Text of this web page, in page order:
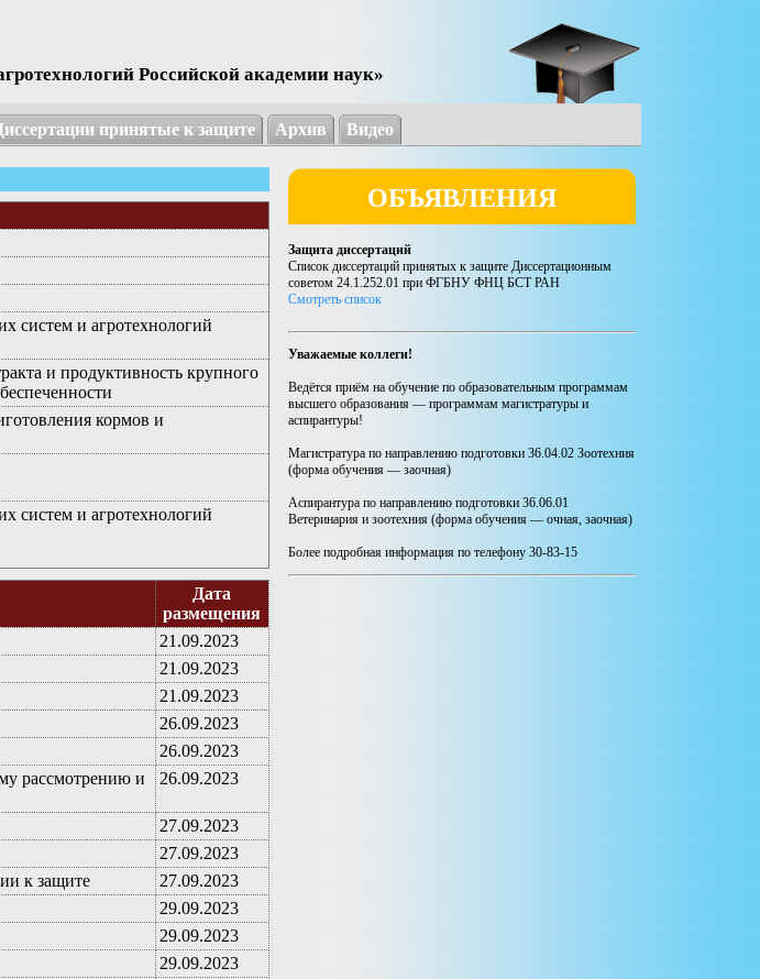
Российской академии наук»
принятые к защите Архив Видео
систем и агротехнологий
и продуктивность крупного
кормов и
систем и агротехнологий
Дата
размещения
21.09.2023
21.09.2023
21.09.2023
26.09.2023
26.09.2023
рассмотрению и
26.09.2023
27.09.2023
27.09.2023
к защите
27.09.2023
29.09.2023
29.09.2023
29.09.2023
ОБЪЯВЛЕНИЯ
Защита диссертаций
Список диссертаций принятых к защите Диссертационным
советом 24.1.252.01 при ФГБНУ ФНЦ БСТ РАН
Смотреть список
Уважаемые коллеги!
Ведётся приём на обучение по образовательным программам
высшего образования — программам магистратуры и
аспирантуры!
Магистратура по направлению подготовки 36.04.02 Зоотехния
(форма обучения — заочная)
Аспирантура по направлению подготовки 36.06.01
Ветеринария и зоотехния (форма обучения — очная, заочная)
Более подробная информация по телефону 30-83-15